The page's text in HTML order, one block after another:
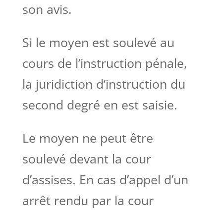
son avis.
Si le moyen est soulevé au
cours de l’instruction pénale,
la juridiction d’instruction du
second degré en est saisie.
Le moyen ne peut être
soulevé devant la cour
d’assises. En cas d’appel d’un
arrêt rendu par la cour